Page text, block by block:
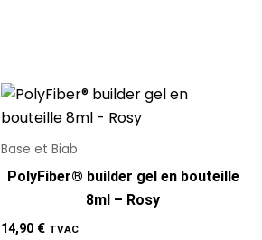
Base et Biab
PolyFiber® builder gel en bouteille
8ml – Rosy
14,90 € TVAC